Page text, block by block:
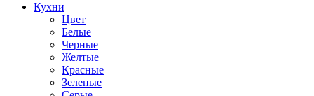
Кухни
Цвет
Белые
Черные
Желтые
Красные
Зеленые